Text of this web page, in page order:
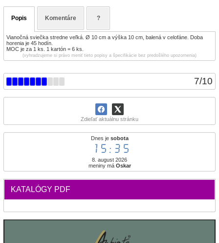
7/10
Zdieľať aktuálnu stránku
Dnes je sobota
15:35
8. august 2026
meniny má Oskar
KATALÓGY PDF
Popis Komentáre ?
Vianočná sviečka stredne veľká. Ø 10 cm a výška 10 cm, balená v celofáne. Doba
horenia je 45 hodín.
MOC je za 1 ks. 1 kartón = 6 ks.
(vyhradzujeme si právo meniť tieto popisy a špecifikácie bez predošlého upozornenia)